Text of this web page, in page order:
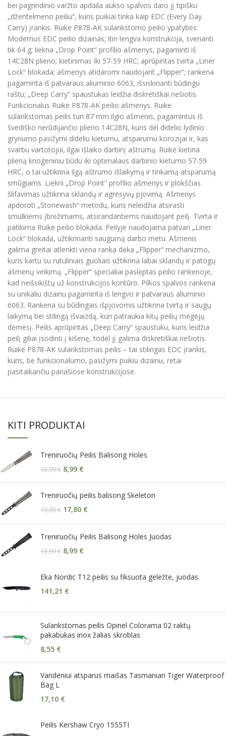
bei pagrindinio varžto apdaila aukso spalvos daro jį tipišku
„džentelmeno peiliu“, kuris puikiai tinka kaip EDC (Every Day
Carry) įrankis. Ruike P878-AK sulankstomo peilio ypatybės:
Modernus EDC peilio dizainas; itin lengva konstrukcija, sverianti
tik 64 g; liekna „Drop Point“ profilio ašmenys, pagaminti iš
14C28N plieno; kietinimas iki 57-59 HRC; aprūpintas tvirta „Liner
Lock“ blokada; ašmenys atidaromi naudojant „Flipper“; rankena
pagaminta iš patvaraus aliuminio 6063, išsiskirianti būdingu
raštu; „Deep Carry“ spaustukas leidžia diskretiškai nešiotis.
Funkcionalus Ruike P878-AK peilio ašmenys. Ruike
sulankstomas peilis turi 87 mm ilgio ašmenis, pagamintus iš
švediško nerūdijančio plieno 14C28N, kuris dėl didelio lydinio
grynumo pasižymi dideliu kietumu, atsparumu korozijai ir, kas
svarbu vartotojui, ilgai išlaiko darbinį aštrumą. Ruike kietina
plieną kriogeniniu būdu iki optimalaus darbinio kietumo 57-59
HRC, o tai užtikrina ilgą aštrumo išlaikymą ir tinkamą atsparumą
smūgiams. Liekni „Drop Point“ profilio ašmenys ir plokščias
šlifavimas užtikrina sklandų ir agresyvų pjovimą. Ašmenys
apdoroti „Stonewash“ metodu, kuris neleidžia atsirasti
smulkiems įbrėžimams, atsirandantiems naudojant peilį. Tvirta ir
patikima Ruike peilio blokada. Peilyje naudojama patvari „Liner
Lock“ blokada, užtikrinanti saugumą darbo metu. Ašmenis
galima greitai atlenkti viena ranka dėka „Flipper“ mechanizmo,
kuris kartu su rutuliniais guoliais užtikrina labai sklandų ir patogų
ašmenų veikimą. „Flipper“ specialiai paslėptas peilio rankenoje,
kad neišsikištų už konstrukcijos kontūro. Pilkos spalvos rankena
su unikaliu dizainu pagaminta iš lengvo ir patvaraus aliuminio
6063. Rankena su būdingais išpjovomis užtikrina tvirtą ir saugų
laikymą bei stilingą išvaizdą, kuri patraukia kitų peilių mėgėjų
dėmesį. Peilis aprūpintas „Deep Carry“ spaustuku, kuris leidžia
peilį giliai įsodinti į kišenę, todėl jį galima diskretiškai nešiotis.
Ruike P878-AK sulankstomas peilis – tai stilingas EDC įrankis,
kuris, be funkcionalumo, pasižymi puikiu dizainu, retai
pasitaikančiu panašiose konstrukcijose.
KITI PRODUKTAI
Treniruočių Peilis Balisong Holes
13,99€ 8,99 €
Treniruočių peilis balisong Skeleton
19,99€ 17,80 €
Treniruočių Peilis Balisong Holes Juodas
13,99€ 8,99 €
Eka Nordic T12 peilis su fiksuota geležte, juodas
141,21 €
Sulankstomas peilis Opinel Colorama 02 raktų
pakabukas inox žalias skroblas
8,55 €
Vandeniui atsparus maišas Tasmanian Tiger Waterproof
Bag L
17,10 €
Peilis Kershaw Cryo 1555TI